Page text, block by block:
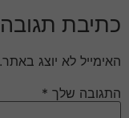
כתיבת תגובה
האימייל לא יוצג באתר.
התגובה שלך *